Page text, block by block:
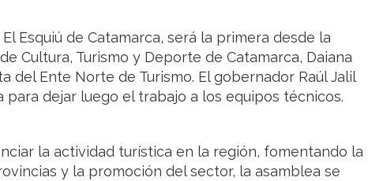
Esquiú de Catamarca, será la primera desde la
Cultura, Turismo y Deporte de Catamarca, Daiana
del Ente Norte de Turismo. El gobernador Raúl Jalil
para dejar luego el trabajo a los equipos técnicos.
la actividad turística en la región, fomentando la
y la promoción del sector, la asamblea se